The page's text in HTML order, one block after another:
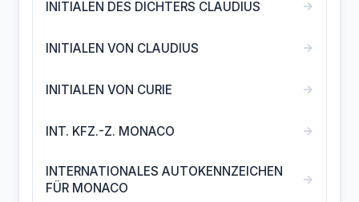
INITIALEN DES DICHTERS CLAUDIUS →
INITIALEN VON CLAUDIUS →
INITIALEN VON CURIE →
INT. KFZ.-Z. MONACO →
INTERNATIONALES AUTOKENNZEICHEN
FÜR MONACO
→